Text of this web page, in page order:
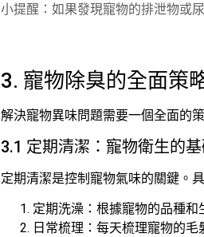
小提醒：如果發現寵物的排泄物或
3. 寵物除臭的全面策
解決寵物異味問題需要一個全面的
3.1 定期清潔：寵物衛生的
定期清潔是控制寵物氣味的關鍵。
定期洗澡：根據寵物的品種和
日常梳理：每天梳理寵物的毛